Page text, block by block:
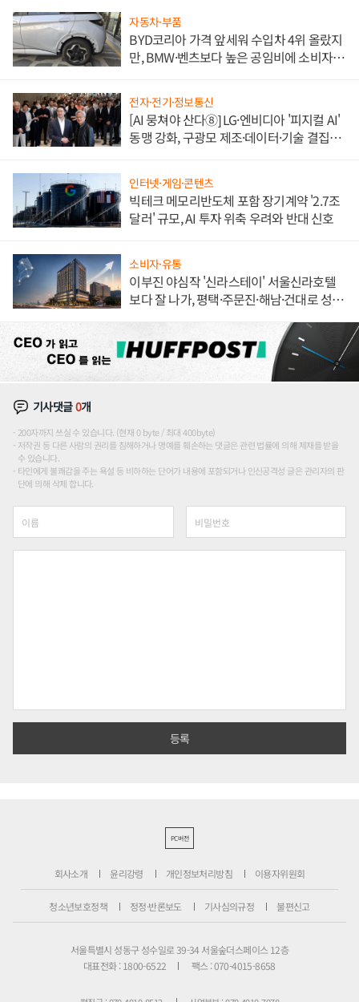
자동차·부품
BYD코리아 가격 앞세워 수입차 4위 올랐지
만, BMW·벤츠보다 높은 공임비에 소비자
전자·전기·정보통신
[AI 뭉쳐야 산다⑧] LG·엔비디아 '피지컬 AI'
동맹 강화, 구광모 제조·데이터·기술 결집
인터넷·게임·콘텐츠
빅테크 메모리반도체 포함 장기계약 '2.7조
달러' 규모, AI 투자 위축 우려와 반대 신호
소비자·유통
이부진 야심작 '신라스테이' 서울신라호텔
보다 잘 나가, 평택·주문진·해남·건대로 성
기사댓글0개
200자까지 쓰실 수 있습니다. (현재 0 byte / 최대 400byte)
저작권 등 다른 사람의 권리를 침해하거나 명예를 훼손하는 댓글은 관련 법률에 의해 제재를 받을
수 있습니다.
타인에게 불쾌감을 주는 욕설 등 비하하는 단어가 내용에 포함되거나 인신공격성 글은 관리자의 판
단에 의해 삭제 합니다.
PC버전
회사소개 윤리강령 개인정보처리방침 이용자위원회
청소년보호정책 정정·반론보도 기사심의규정 불편신고
서울특별시 성동구 성수일로 39-34 서울숲더스페이스 12층
대표전화 : 1800-6522
팩스 : 070-4015-8658